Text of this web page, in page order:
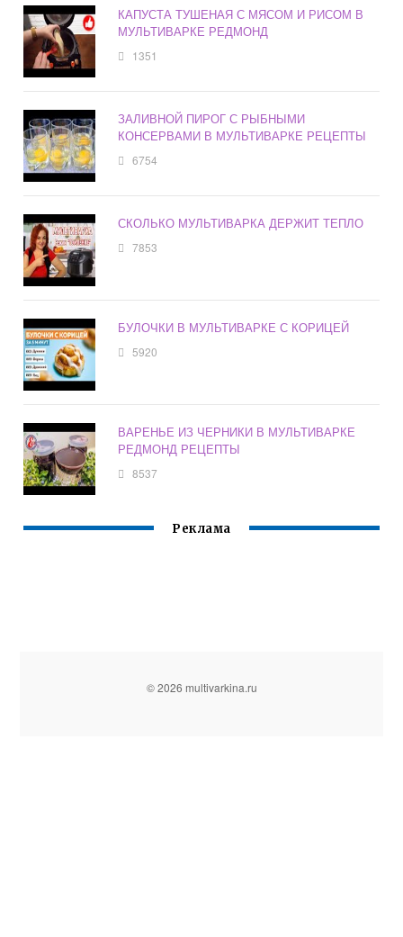
КАПУСТА ТУШЕНАЯ С МЯСОМ И РИСОМ В
МУЛЬТИВАРКЕ РЕДМОНД
1351
ЗАЛИВНОЙ ПИРОГ С РЫБНЫМИ
КОНСЕРВАМИ В МУЛЬТИВАРКЕ РЕЦЕПТЫ
6754
СКОЛЬКО МУЛЬТИВАРКА ДЕРЖИТ ТЕПЛО
7853
БУЛОЧКИ В МУЛЬТИВАРКЕ С КОРИЦЕЙ
5920
ВАРЕНЬЕ ИЗ ЧЕРНИКИ В МУЛЬТИВАРКЕ
РЕДМОНД РЕЦЕПТЫ
8537
Реклама
© 2026 multivarkina.ru